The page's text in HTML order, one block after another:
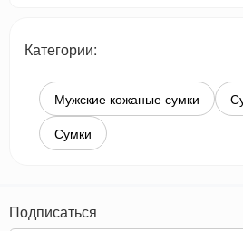
Категории:
Мужские кожаные сумки
Сумки
Подписаться